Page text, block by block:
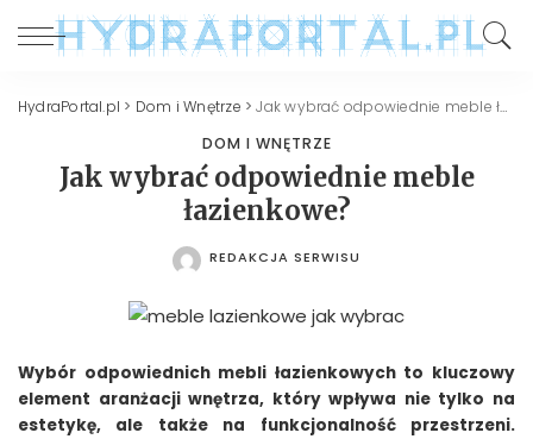
HydraPortal.pl > Dom i Wnętrze >Jak wybrać odpowiednie meble łazienkowe?
DOM I WNĘTRZE
Jak wybrać odpowiednie meble
łazienkowe?
POSTED
REDAKCJA SERWISU
Wybór odpowiednich mebli łazienkowych to kluczowy
element aranżacji wnętrza, który wpływa nie tylko na
estetykę, ale także na funkcjonalność przestrzeni.